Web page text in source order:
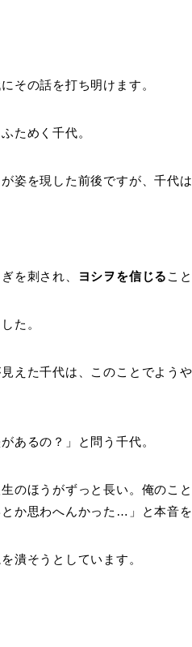
その話を打ち明けます。
ためく千代。
姿を現した前後ですが、千代は
を刺され、 ヨシヲを信じる こ
た。
えた千代は、このことでよう
あるの？」と問う千代。
のほうがずっと長い。俺のこ
か思わへんかった…」と本音を
潰そうとしています。